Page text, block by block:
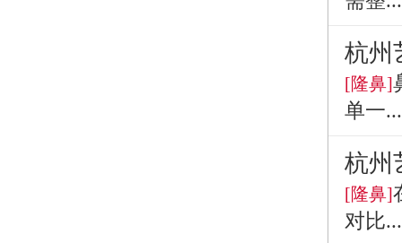
杭州
[隆鼻]
单一...
杭州
[隆鼻]
对比...